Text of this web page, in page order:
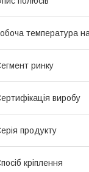
температура
ринку
виробу
продукту
кріплення